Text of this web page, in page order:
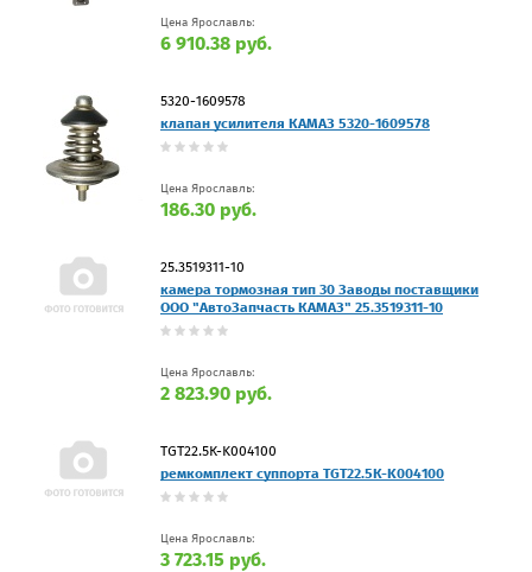
Цена Ярославль:
6 910.38 руб.
5320-1609578
клапан усилителя КАМАЗ 5320-1609578
Цена Ярославль:
186.30 руб.
25.3519311-10
камера тормозная тип 30 Заводы поставщики
ООО "АвтоЗапчасть КАМАЗ" 25.3519311-10
Цена Ярославль:
2 823.90 руб.
TGT22.5К-K004100
ремкомплект суппорта TGT22.5К-K004100
Цена Ярославль:
3 723.15 руб.